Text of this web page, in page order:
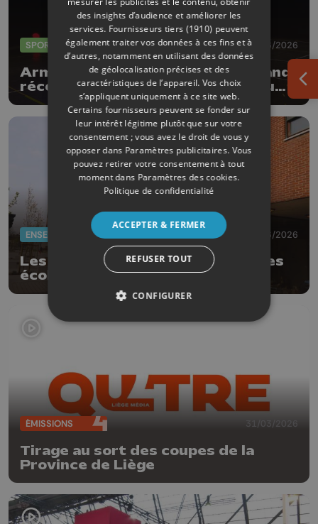
SPORTS 04/06/2026
Armand Marchant et Julie Allemand
récompensés par les Trophées du
sport de la Province de Liège
02/06/2026
Les examens sont annulés dans les
écoles de la Province de Liège
ÉMISSIONS 31/03/2026
Tirage au sort des coupes de la
Province de Liège
des insights d’audience et améliorer les
services. Fournisseurs tiers (1910) peuvent
également traiter vos données à ces fins et à
d’autres, notamment en utilisant des données
de géolocalisation précises et des
caractéristiques de l’appareil. Vos choix
s’appliquent uniquement à ce site web.
Certains fournisseurs peuvent se fonder sur
leur intérêt légitime plutôt que sur votre
consentement ; vous avez le droit de vous y
opposer dans Paramètres publicitaires. Vous
pouvez retirer votre consentement à tout
moment dans Paramètres des cookies.
Politique de confidentialité
ACCEPTER & FERMER
REFUSER TOUT
CONFIGURER